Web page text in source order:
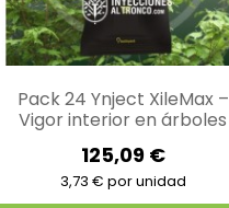
Pack 24 Ynject XileMax –
Vigor interior en árboles
125,09 €
3,73 € por unidad